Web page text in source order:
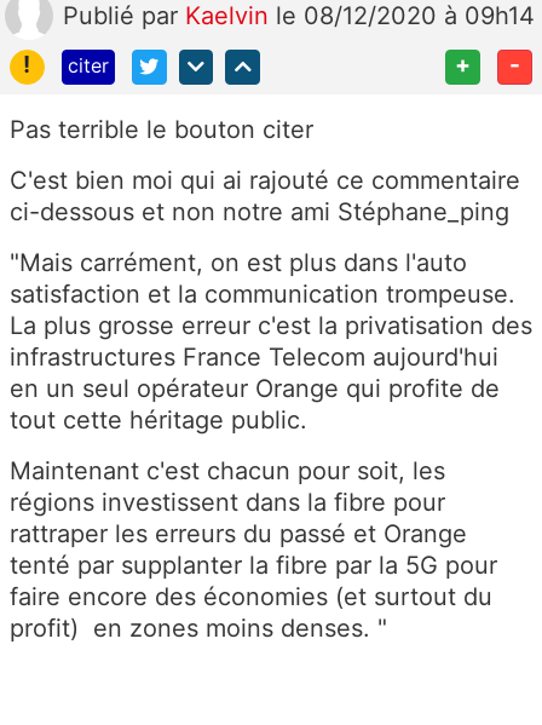
Publié par Kaelvin le 08/12/2020 à 09h14
!
citer + -
Pas terrible le bouton citer
C'est bien moi qui ai rajouté ce commentaire
ci-dessous et non notre ami Stéphane_ping
"Mais carrément, on est plus dans l'auto
satisfaction et la communication trompeuse.
La plus grosse erreur c'est la privatisation des
infrastructures France Telecom aujourd'hui
en un seul opérateur Orange qui profite de
tout cette héritage public.
Maintenant c'est chacun pour soit, les
régions investissent dans la fibre pour
rattraper les erreurs du passé et Orange
tenté par supplanter la fibre par la 5G pour
faire encore des économies (et surtout du
profit) en zones moins denses. "